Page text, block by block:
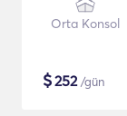
Orta Konsol
$252/gün